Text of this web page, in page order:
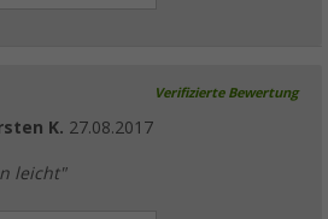
Verifizierte Bewertung
K. 27.08.2017
leicht"